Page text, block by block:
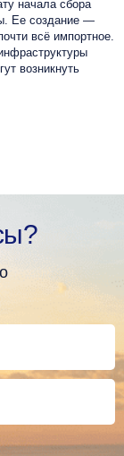
начала сбора
Ее создание —
всё импортное.
возникнуть